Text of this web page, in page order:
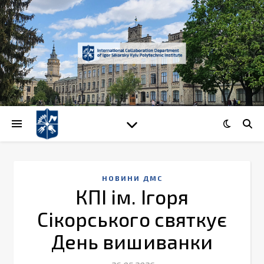
НОВИНИ ДМС
КПІ ім. Ігоря
Сікорського святкує
День вишиванки